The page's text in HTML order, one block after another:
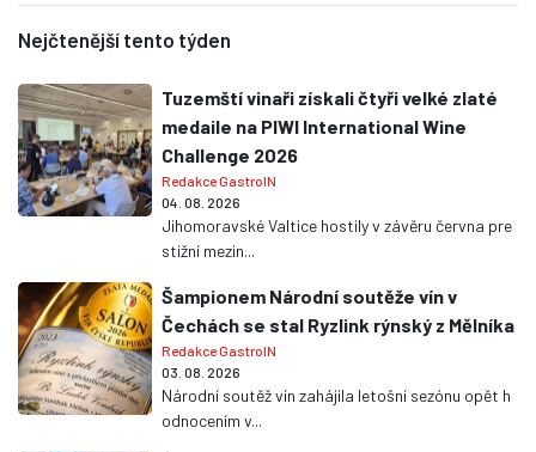
Nejčtenější tento týden
Tuzemští vinaři získali čtyři velké zlaté
medaile na PIWI International Wine
Challenge 2026
Redakce GastroIN
04. 08. 2026
Jihomoravské Valtice hostily v závěru června pre
stižní mezin...
Šampionem Národní soutěže vín v
Čechách se stal Ryzlink rýnský z Mělníka
Redakce GastroIN
03. 08. 2026
Národní soutěž vín zahájila letošní sezónu opět h
odnocením v...